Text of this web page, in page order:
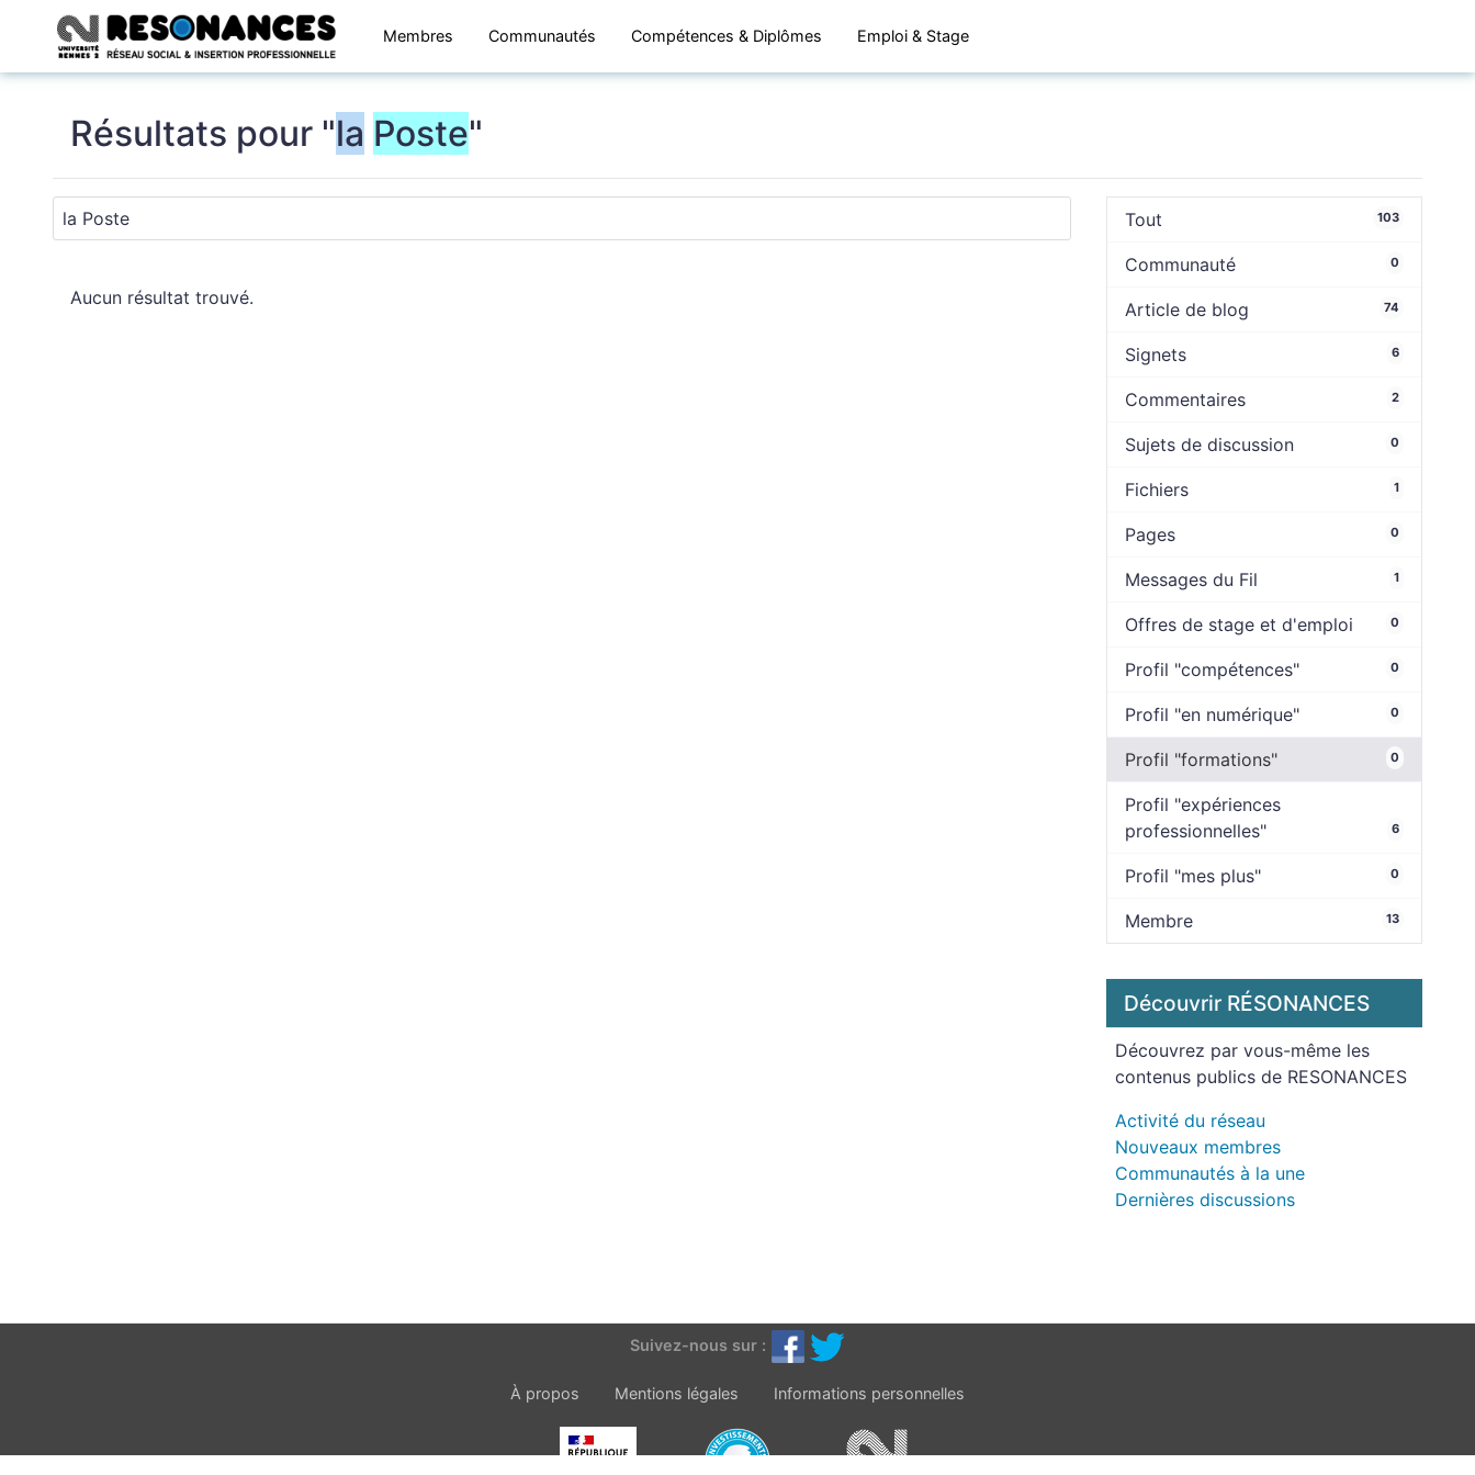
Membres Communautés Compétences & Diplômes Emploi & Stage
Résultats pour "la Poste"
Aucun résultat trouvé.
Tout 103
Communauté 0
Article de blog 74
Signets 6
Commentaires 2
Sujets de discussion 0
Fichiers 1
Pages 0
Messages du Fil 1
Offres de stage et d'emploi 0
Profil "compétences" 0
Profil "en numérique" 0
Profil "formations" 0
Profil "expériences
professionnelles"
6
Profil "mes plus" 0
Membre 13
Découvrir RÉSONANCES
Découvrez par vous-même les
contenus publics de RESONANCES
Activité du réseau
Nouveaux membres
Communautés à la une
Dernières discussions
Suivez-nous sur :
À propos Mentions légales Informations personnelles